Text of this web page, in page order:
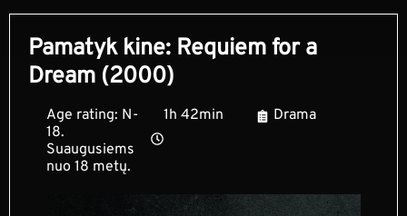
Pamatyk kine: Requiem for a
Dream (2000)
Age rating: N-
18.
Suaugusiems
nuo 18 metų.
1h 42min Drama